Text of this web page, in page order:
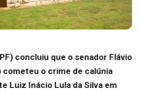
concluiu que o senador Flávio
cometeu o crime de calúnia
Luiz Inácio Lula da Silva em